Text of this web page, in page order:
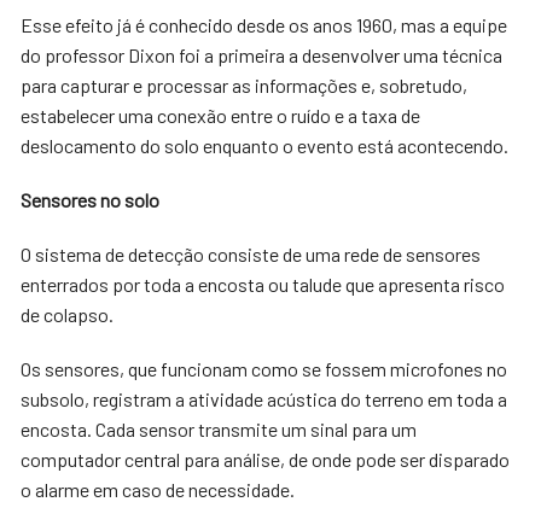
Esse efeito já é conhecido desde os anos 1960, mas a equipe
do professor Dixon foi a primeira a desenvolver uma técnica
para capturar e processar as informações e, sobretudo,
estabelecer uma conexão entre o ruído e a taxa de
deslocamento do solo enquanto o evento está acontecendo.
Sensores no solo
O sistema de detecção consiste de uma rede de sensores
enterrados por toda a encosta ou talude que apresenta risco
de colapso.
Os sensores, que funcionam como se fossem microfones no
subsolo, registram a atividade acústica do terreno em toda a
encosta. Cada sensor transmite um sinal para um
computador central para análise, de onde pode ser disparado
o alarme em caso de necessidade.